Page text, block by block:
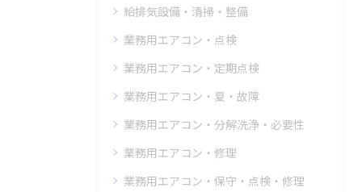
給排気設備・清掃・整備
業務用エアコン・点検
業務用エアコン・定期点検
業務用エアコン・夏・故障
業務用エアコン・分解洗浄・必要性
業務用エアコン・修理
業務用エアコン・保守・点検・修理